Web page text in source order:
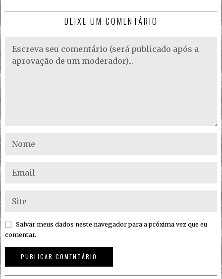
DEIXE UM COMENTÁRIO
Salvar meus dados neste navegador para a próxima vez que eu
comentar.